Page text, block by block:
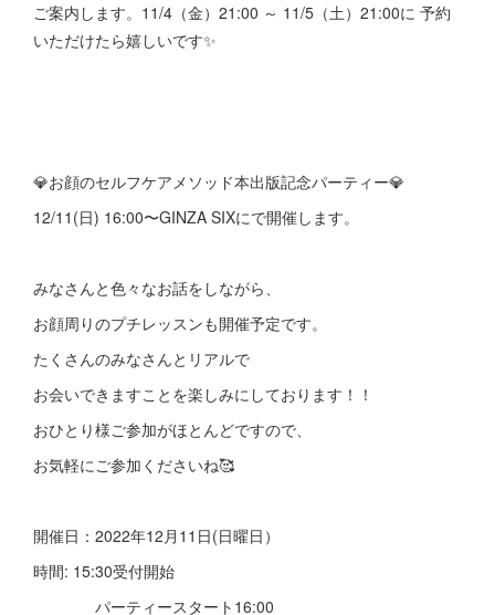
ご案内します。11/4（金）21:00 ～ 11/5（土）21:00に 予約
いただけたら嬉しいです✨
💎お顔のセルフケアメソッド本出版記念パーティー💎
12/11(日) 16:00〜GINZA SIXにで開催します。
みなさんと色々なお話をしながら、
お顔周りのプチレッスンも開催予定です。
たくさんのみなさんとリアルで
お会いできますことを楽しみにしております！！
おひとり様ご参加がほとんどですので、
お気軽にご参加くださいね🥰
開催日：2022年12月11日(日曜日）
時間: 15:30受付開始
パーティースタート16:00